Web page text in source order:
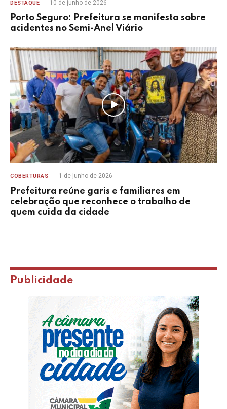
DESTAQUE 10 de junho de 2026
Porto Seguro: Prefeitura se manifesta sobre
acidentes no Semi-Anel Viário
COBERTURAS 1 de junho de 2026
Prefeitura reúne garis e familiares em
celebração que reconhece o trabalho de
quem cuida da cidade
Publicidade